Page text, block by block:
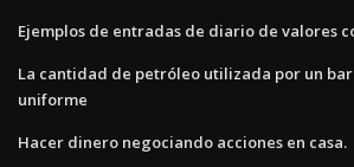
Ejemplos de entradas de diario de valores
La cantidad de petróleo utilizada por un
uniforme
Hacer dinero negociando acciones en casa.